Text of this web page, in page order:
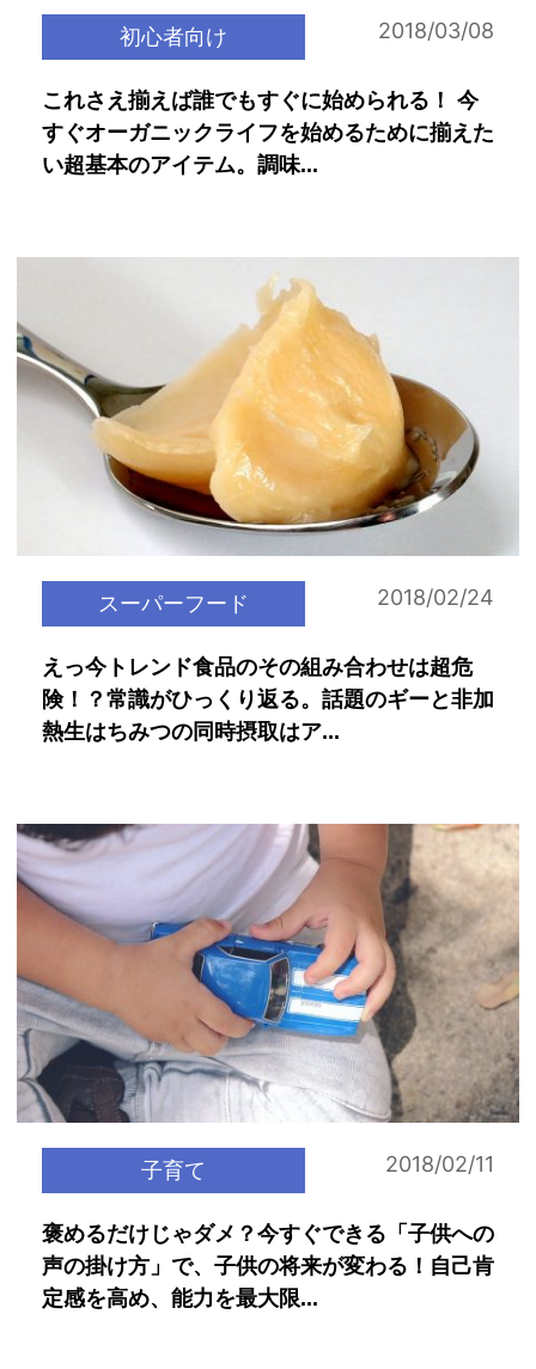
初心者向け 2018/03/08
これさえ揃えば誰でもすぐに始められる！ 今
すぐオーガニックライフを始めるために揃えた
い超基本のアイテム。調味...
スーパーフード 2018/02/24
えっ今トレンド食品のその組み合わせは超危
険！？常識がひっくり返る。話題のギーと非加
熱生はちみつの同時摂取はア...
子育て 2018/02/11
褒めるだけじゃダメ？今すぐできる「子供への
声の掛け方」で、子供の将来が変わる！自己肯
定感を高め、能力を最大限...